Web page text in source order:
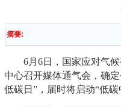
摘要:
6月6日，国家应对气候
中心召开媒体通气会，确
低碳日”，届时将启动“低碳